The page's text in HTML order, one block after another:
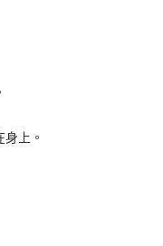
支付方式。 讓您購物簡單
上。